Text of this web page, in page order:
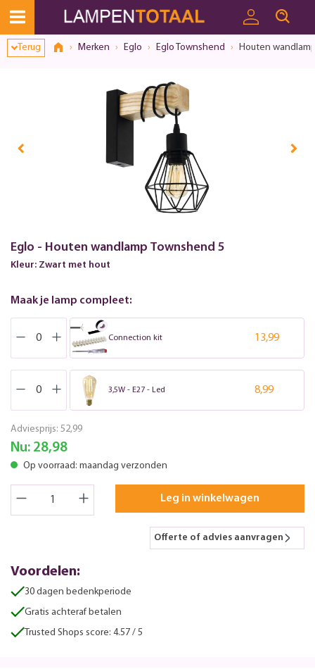
Terug Merken Eglo Eglo Townshend Houten
Eglo - Houten wandlamp Townshend 5
Kleur: Zwart met hout
Maak je lamp compleet:
Connection kit 13,99
3,5W - E27 - Led 8,99
Adviesprijs: 52,99
Nu: 28,98
Op voorraad: maandag verzonden
Leg in winkelwagen
Offerte of advies aanvragen
Voordelen:
30 dagen bedenkperiode
Gratis achteraf betalen
Trusted Shops score: 4.57 / 5
Toestemmingsvenster geopend